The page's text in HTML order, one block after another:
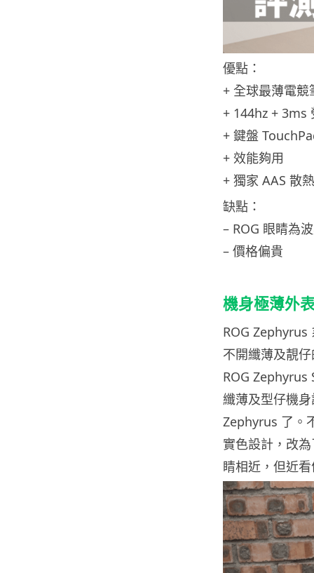
優點：
+ 全球最薄電競
+ 144hz + 3ms
+ 鍵盤
+ 效能夠用
+ 獨家 AAS 散
缺點：
– ROG 眼睛為
– 價格偏貴
機身極薄外
ROG Zephyrus
不開纖薄及靚
ROG Zephyrus
纖薄及型仔機
Zephyrus 了。
實色設計，改
睛相近，但近